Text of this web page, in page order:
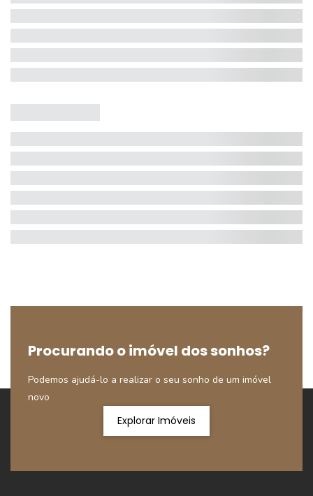
Procurando o imóvel dos sonhos?
Podemos ajudá-lo a realizar o seu sonho de um imóvel
novo
Explorar Imóveis